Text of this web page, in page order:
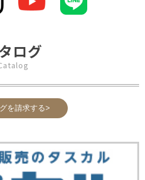
ログ
を請求する>